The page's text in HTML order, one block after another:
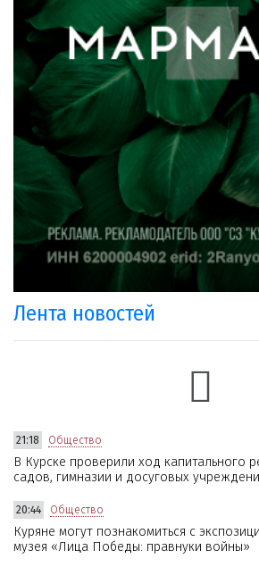
Лента новостей
21:18 Общество
В Курске проверили ход капитального
садов, гимназии и досуговых
20:44 Общество
Куряне могут познакомиться с
музея «Лица Победы: правнуки войны»